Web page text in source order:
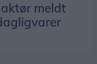
meldt